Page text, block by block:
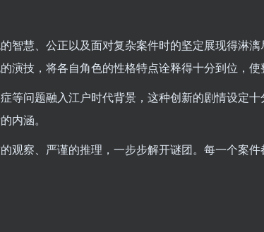
智慧、公正以及面对复杂案件时的坚定展现得淋
技，将各自角色的性格特点诠释得十分到位，使
等问题融入江户时代背景，这种创新的剧情设定十
内涵。
观察、严谨的推理，一步步解开谜团。每一个案